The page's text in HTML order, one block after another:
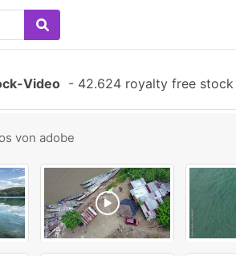
Video - 42.624 royalty free
von adobe